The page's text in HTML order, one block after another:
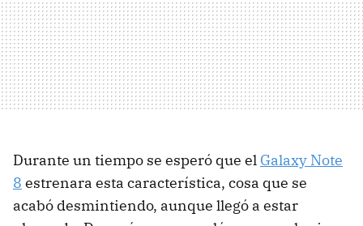
Durante un tiempo se esperó que el Galaxy Note
8 estrenara esta característica, cosa que se
acabó desmintiendo, aunque llegó a estar